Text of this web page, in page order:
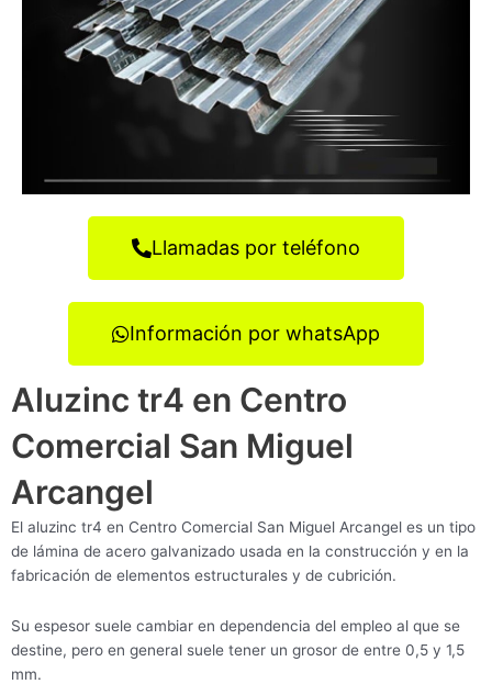
Llamadas por teléfono
Información por whatsApp
Aluzinc tr4 en Centro
Comercial San Miguel
Arcangel
El aluzinc tr4 en Centro Comercial San Miguel Arcangel es un tipo
de lámina de acero galvanizado usada en la construcción y en la
fabricación de elementos estructurales y de cubrición.
Su espesor suele cambiar en dependencia del empleo al que se
destine, pero en general suele tener un grosor de entre 0,5 y 1,5
mm.